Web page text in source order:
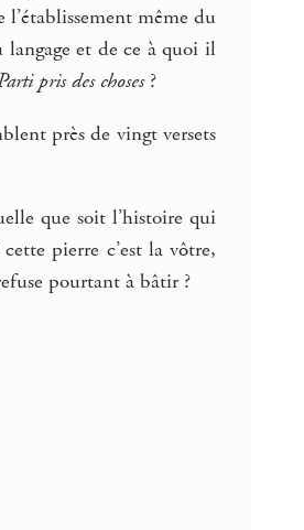
même du
et de ce à quoi il
pris des choses?
près de vingt versets
que soit l’histoire qui
pierre c’est la vôtre,
pourtant à bâtir ?